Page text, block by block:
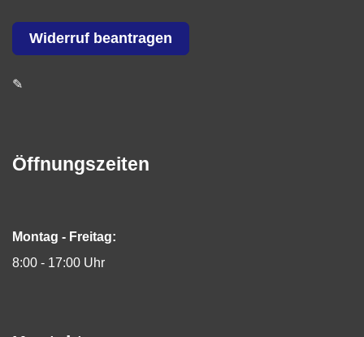
Widerruf beantragen
✎
Öffnungszeiten
Montag - Freitag:
8:00 - 17:00 Uhr